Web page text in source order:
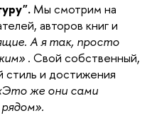
Мы смотрим на
авторов книг и
А я так, просто
. Свой собственный,
стиль и достижения
же они сами